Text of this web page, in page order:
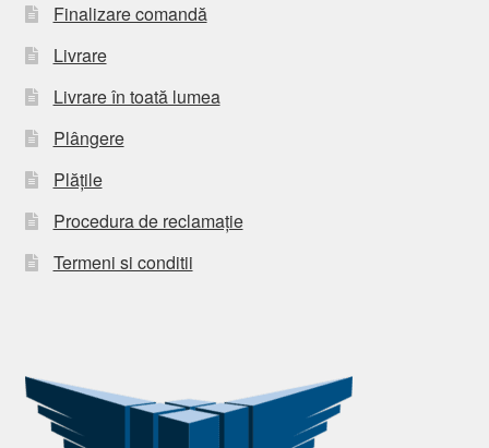
Finalizare comandă
Livrare
Livrare în toată lumea
Plângere
Plățile
Procedura de reclamație
Termeni si conditii